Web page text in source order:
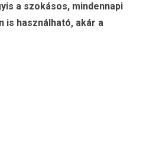
a szokásos, mindennapi
is használható, akár a